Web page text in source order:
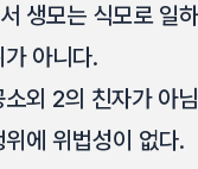
생모는 식모로 일
아니다.
외 2의 친자가 아
에 위법성이 없다.